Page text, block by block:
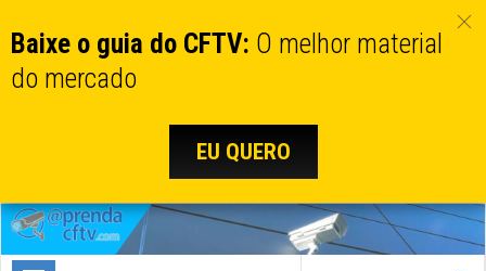
Aprenda
CTFV.com
Baixe o guia do CFTV: O melhor material
do mercado
EU QUERO